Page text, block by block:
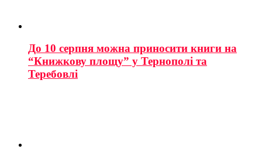
До 10 серпня можна приносити книги на
“Книжкову площу” у Тернополі та
Теребовлі